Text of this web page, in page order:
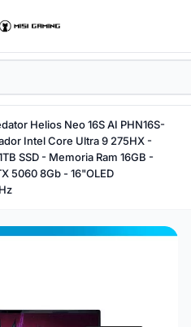
Helios Neo 16S AI PHN16S-
Intel Core Ultra 9 275HX -
SSD - Memoria Ram 16GB -
5060 8Gb - 16"OLED